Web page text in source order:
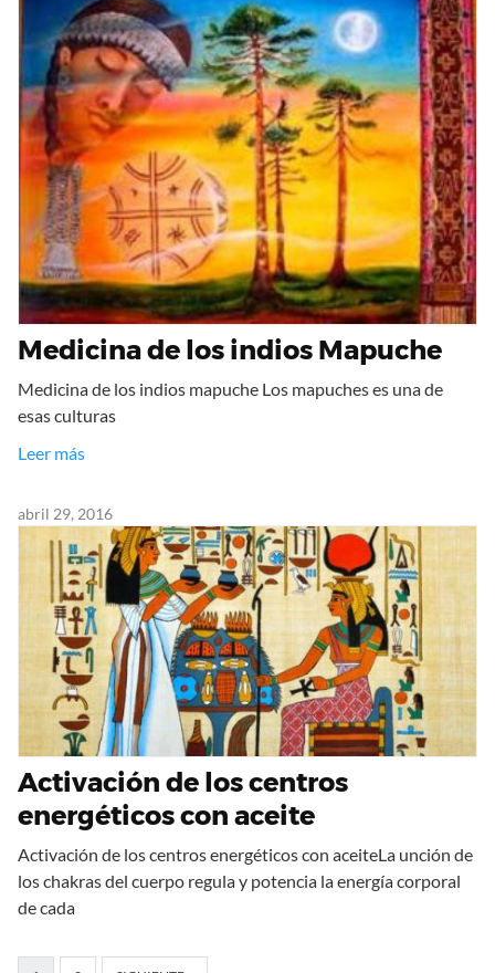
Medicina de los indios Mapuche
Medicina de los indios mapuche Los mapuches es una de
esas culturas
Leer más
abril 29, 2016
Activación de los centros
energéticos con aceite
Activación de los centros energéticos con aceiteLa unción de
los chakras del cuerpo regula y potencia la energía corporal
de cada